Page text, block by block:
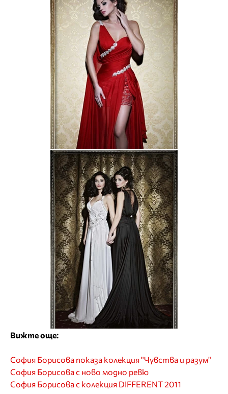
Вижте още:
София Борисова показа колекция "Чувства и разум"
София Борисова с ново модно ревю
София Борисова с колекция DIFFERENT 2011